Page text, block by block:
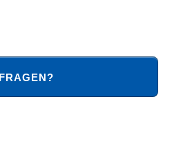
FRAGEN?